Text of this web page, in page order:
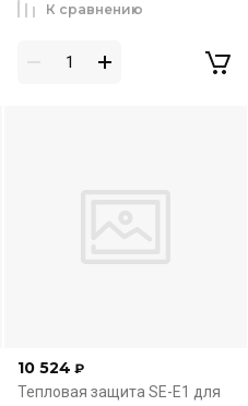
К сравнению
10 524 ₽
Тепловая защита SE-E1 для